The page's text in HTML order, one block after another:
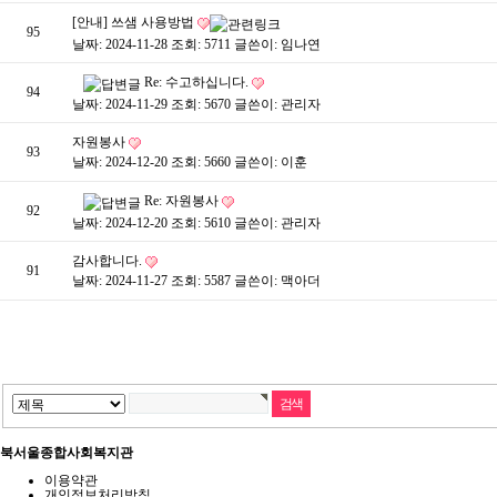
95
[안내] 쓰샘 사용방법
날짜: 2024-11-28 조회: 5711 글쓴이: 임나연
94
Re: 수고하십니다.
날짜: 2024-11-29 조회: 5670 글쓴이: 관리자
93
자원봉사
날짜: 2024-12-20 조회: 5660 글쓴이: 이훈
92
Re: 자원봉사
날짜: 2024-12-20 조회: 5610 글쓴이: 관리자
91
감사합니다.
날짜: 2024-11-27 조회: 5587 글쓴이: 맥아더
북서울종합사회복지관
이용약관